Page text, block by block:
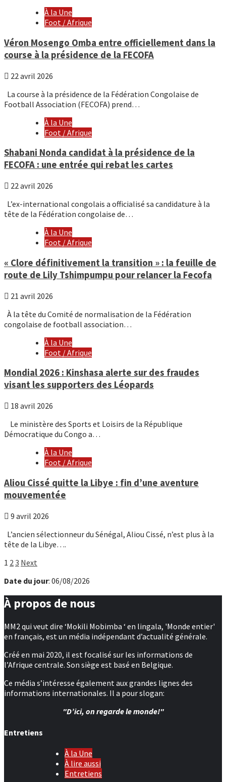
À la Une
Foot / Afrique
Véron Mosengo Omba entre officiellement dans la
course à la présidence de la FECOFA
22 avril 2026
La course à la présidence de la Fédération Congolaise de
Football Association (FECOFA) prend…
À la Une
Foot / Afrique
Shabani Nonda candidat à la présidence de la
FECOFA : une entrée qui rebat les cartes
22 avril 2026
L’ex-international congolais a officialisé sa candidature à la
tête de la Fédération congolaise de…
À la Une
Foot / Afrique
« Clore définitivement la transition » : la feuille de
route de Lily Tshimpumpu pour relancer la Fecofa
21 avril 2026
À la tête du Comité de normalisation de la Fédération
congolaise de football association…
À la Une
Foot / Afrique
Mondial 2026 : Kinshasa alerte sur des fraudes
visant les supporters des Léopards
18 avril 2026
Le ministère des Sports et Loisirs de la République
Démocratique du Congo a…
À la Une
Foot / Afrique
Aliou Cissé quitte la Libye : fin d’une aventure
mouvementée
9 avril 2026
L’ancien sélectionneur du Sénégal, Aliou Cissé, n’est plus à la
tête de la Libye….
Pagination
des
publications
1 2 3 Next
Date du jour: 06/08/2026
À propos de nous
MM2 qui veut dire ‘Mokili Mobimba ‘ en lingala, 'Monde entier'
en français, est un média indépendant d’actualité générale.
Créé en mai 2020, il est focalisé sur les informations de
l’Afrique centrale. Son siège est basé en Belgique.
Ce média s’intéresse également aux grandes lignes des
informations internationales. Il a pour slogan:
"D’ici, on regarde le monde!"
Entretiens
À la Une
À lire aussi
Entretiens